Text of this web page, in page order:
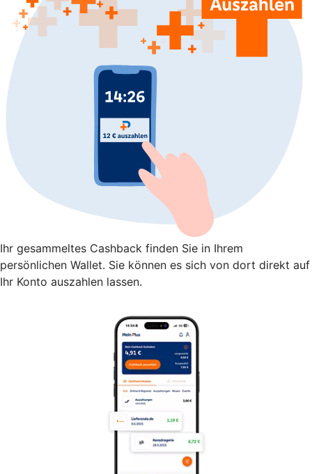
Ihr gesammeltes Cashback finden Sie in Ihrem
persönlichen Wallet. Sie können es sich von dort direkt auf
Ihr Konto auszahlen lassen.